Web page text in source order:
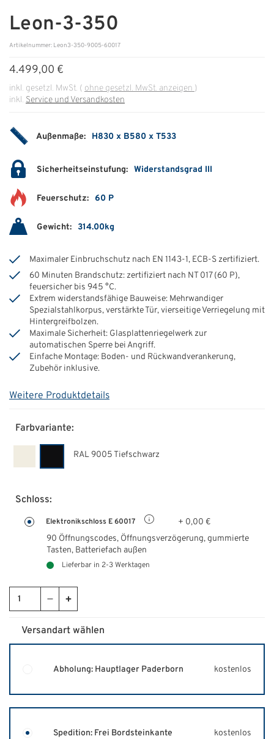
ÜBER UNS
Über uns
Messen & Events
Presse
Karriere
Unternehmen
Partner
Leon-3-350
Artikelnummer: Leon3-350-9005-60017
4.499,00 €
inkl. gesetzl. MwSt. ( ohne gesetzl. MwSt. anzeigen )
inkl. Service und Versandkosten
Außenmaße: H830 x B580 x T533
Sicherheitseinstufung: Widerstandsgrad III
Feuerschutz: 60 P
Gewicht: 314.00kg
Maximaler Einbruchschutz nach EN 1143-1, ECB-S zertifiziert.
60 Minuten Brandschutz: zertifiziert nach NT 017 (60 P),
feuersicher bis 945 °C.
Extrem widerstandsfähige Bauweise: Mehrwandiger
Spezialstahlkorpus, verstärkte Tür, vierseitige Verriegelung mit
Hintergreifbolzen.
Maximale Sicherheit: Glasplattenriegelwerk zur
automatischen Sperre bei Angriff.
Einfache Montage: Boden- und Rückwandverankerung,
Zubehör inklusive.
Weitere Produktdetails
Farbvariante:
RAL 9005 Tiefschwarz
Schloss:
Elektronikschloss E 60017
+ 0,00 €
90 Öffnungscodes, Öffnungsverzögerung, gummierte
Tasten, Batteriefach außen
Lieferbar in 2-3 Werktagen
Versandart wählen
Abholung: Hauptlager Paderborn kostenlos
Spedition: Frei Bordsteinkante kostenlos